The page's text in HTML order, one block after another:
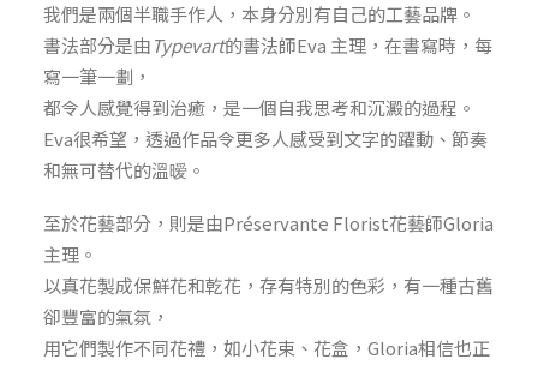
我們是兩個半職手作人，本身分別有自己的工藝品牌。
書法部分是由Typevart的書法師Eva 主理，在書寫時，每
寫一筆一劃，
都令人感覺得到治癒，是一個自我思考和沉澱的過程。
Eva很希望，透過作品令更多人感受到文字的躍動、節奏
和無可替代的溫暧。
至於花藝部分，則是由Préservante Florist花藝師Gloria
主理。
以真花製成保鮮花和乾花，存有特別的色彩，有一種古舊
卻豐富的氣氛，
用它們製作不同花禮，如小花束、花盒，Gloria相信也正